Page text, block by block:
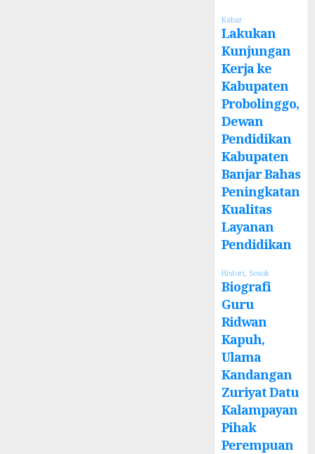
Kabar
Lakukan
Kunjungan
Kerja ke
Kabupaten
Probolinggo,
Dewan
Pendidikan
Kabupaten
Banjar Bahas
Peningkatan
Kualitas
Layanan
Pendidikan
Histori, Sosok
Biografi
Guru
Ridwan
Kapuh,
Ulama
Kandangan
Zuriyat Datu
Kalampayan
Pihak
Perempuan